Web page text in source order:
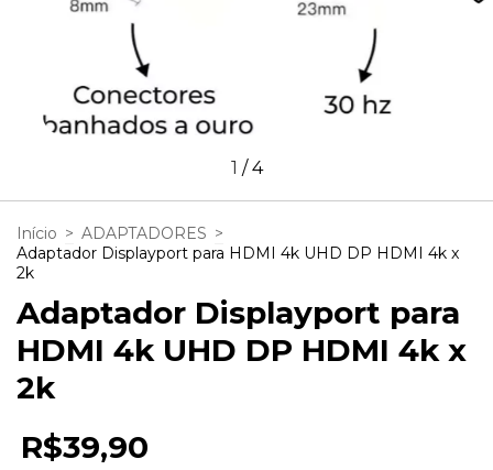
1 /4
Início > ADAPTADORES >
Adaptador Displayport para HDMI 4k UHD DP HDMI 4k x
2k
Adaptador Displayport para
HDMI 4k UHD DP HDMI 4k x
2k
R$39,90